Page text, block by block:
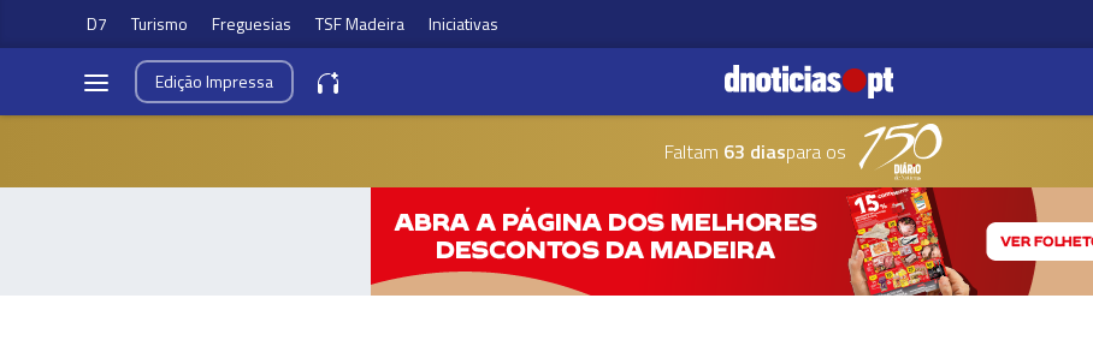
D7 Turismo Freguesias TSF Madeira Iniciativas
EdiçãoImpressa
Faltam 63 diaspara os